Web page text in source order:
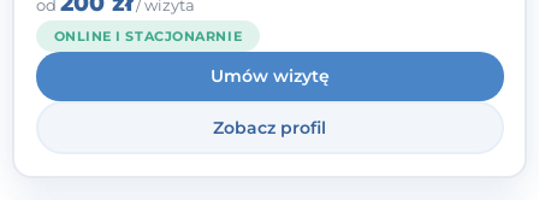
lękowych, a także zagadnienia związane z
małżeństwem i rodziną, w tym problemy w
relacjach rodzinnych. Nie specjalizuję się w
uzależnieniach.
od / wizyta
ONLINE I STACJONARNIE
Umów wizytę
Zobacz profil